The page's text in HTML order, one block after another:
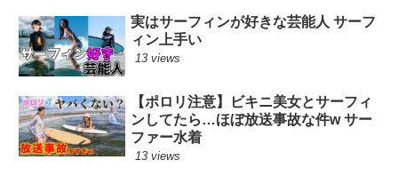
実はサーフィンが好きな芸能人 サーフ
ィン上手い
13 views
【ポロリ注意】ビキニ美女とサーフィ
ンしてたら…ほぼ放送事故な件w サー
ファー水着
13 views